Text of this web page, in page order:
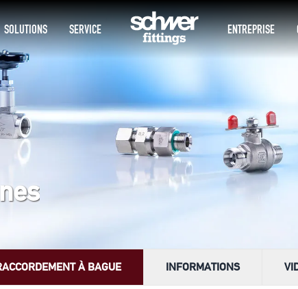
SOLUTIONS SERVICE ENTREPRISE
À BAGUE INFORMATIONS